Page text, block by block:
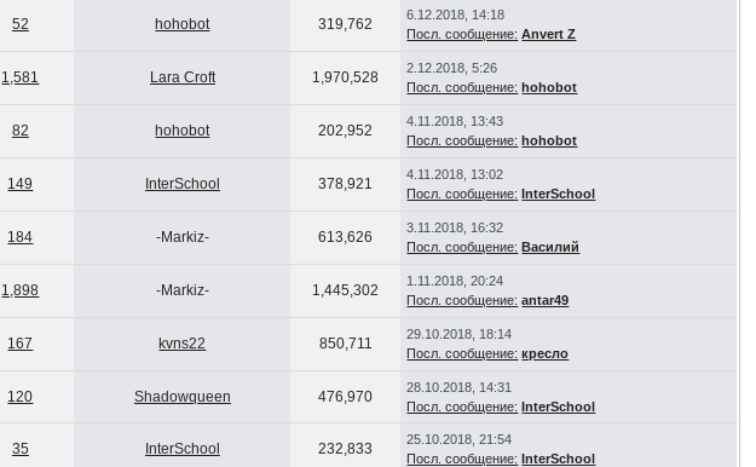
52 hohobot 319,762
6.12.2018, 14:18
Посл. сообщение: Anvert Z
1,581 Lara Croft 1,970,528
2.12.2018, 5:26
Посл. сообщение: hohobot
82 hohobot 202,952
4.11.2018, 13:43
Посл. сообщение: hohobot
149 InterSchool 378,921
4.11.2018, 13:02
Посл. сообщение: InterSchool
184 -Markiz- 613,626
3.11.2018, 16:32
Посл. сообщение: Василий
1,898 -Markiz- 1,445,302
1.11.2018, 20:24
Посл. сообщение: antar49
167 kvns22 850,711
29.10.2018, 18:14
Посл. сообщение: кресло
120 Shadowqueen 476,970
28.10.2018, 14:31
Посл. сообщение: InterSchool
35 InterSchool 232,833
25.10.2018, 21:54
Посл. сообщение: InterSchool